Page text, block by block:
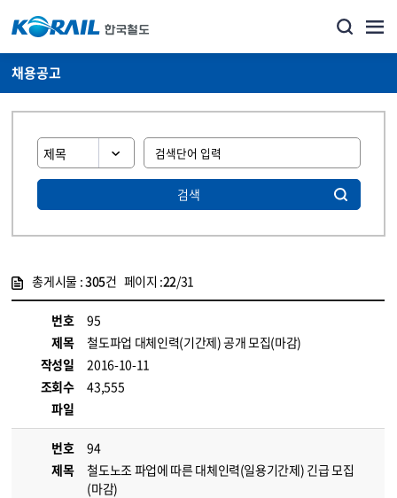
채용공고
검색
총게시물 :305건 페이지 :22/31
번호
95
제목
철도파업 대체인력(기간제) 공개 모집(마감)
작성일
2016-10-11
조회수
43,555
파일
번호
94
제목
철도노조 파업에 따른 대체인력(일용기간제) 긴급 모집
(마감)